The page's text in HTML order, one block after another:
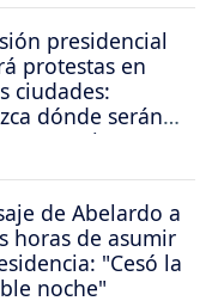
presidencial
protestas en
ciudades:
dónde serán
de Abelardo a
horas de asumir
"Cesó la
noche"